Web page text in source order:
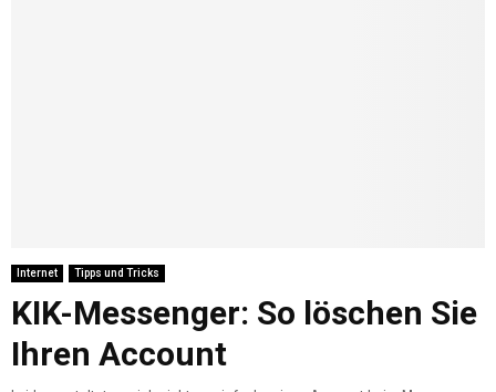
Internet Tipps und Tricks
KIK-Messenger: So löschen Sie
Ihren Account